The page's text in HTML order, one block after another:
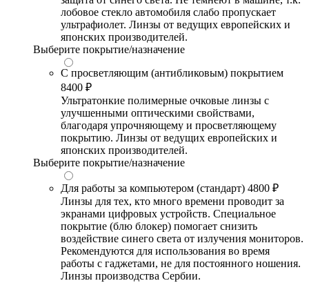
лобовое стекло автомобиля слабо пропускает
ультрафиолет. Линзы от ведущих европейских и
японских производителей.
Выберите покрытие/назначение
С просветляющим (антибликовым) покрытием
8400 ₽
Ультратонкие полимерные очковые линзы с
улучшенными оптическими свойствами,
благодаря упрочняющему и просветляющему
покрытию. Линзы от ведущих европейских и
японских производителей.
Выберите покрытие/назначение
Для работы за компьютером (стандарт) 4800 ₽
Линзы для тех, кто много времени проводит за
экранами цифровых устройств. Специальное
покрытие (блю блокер) помогает снизить
воздействие синего света от излучения мониторов.
Рекомендуются для использования во время
работы с гаджетами, не для постоянного ношения.
Линзы производства Сербии.